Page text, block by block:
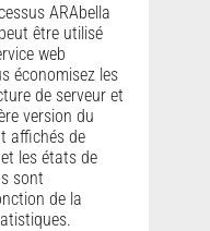
ARAbella
être utilisé
web
économisez les
de serveur et
version du
affichés de
les états de
sont
de la